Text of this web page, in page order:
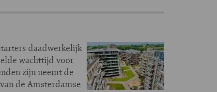
daadwerkelijk
wachttijd voor
zijn neemt de
de Amsterdamse